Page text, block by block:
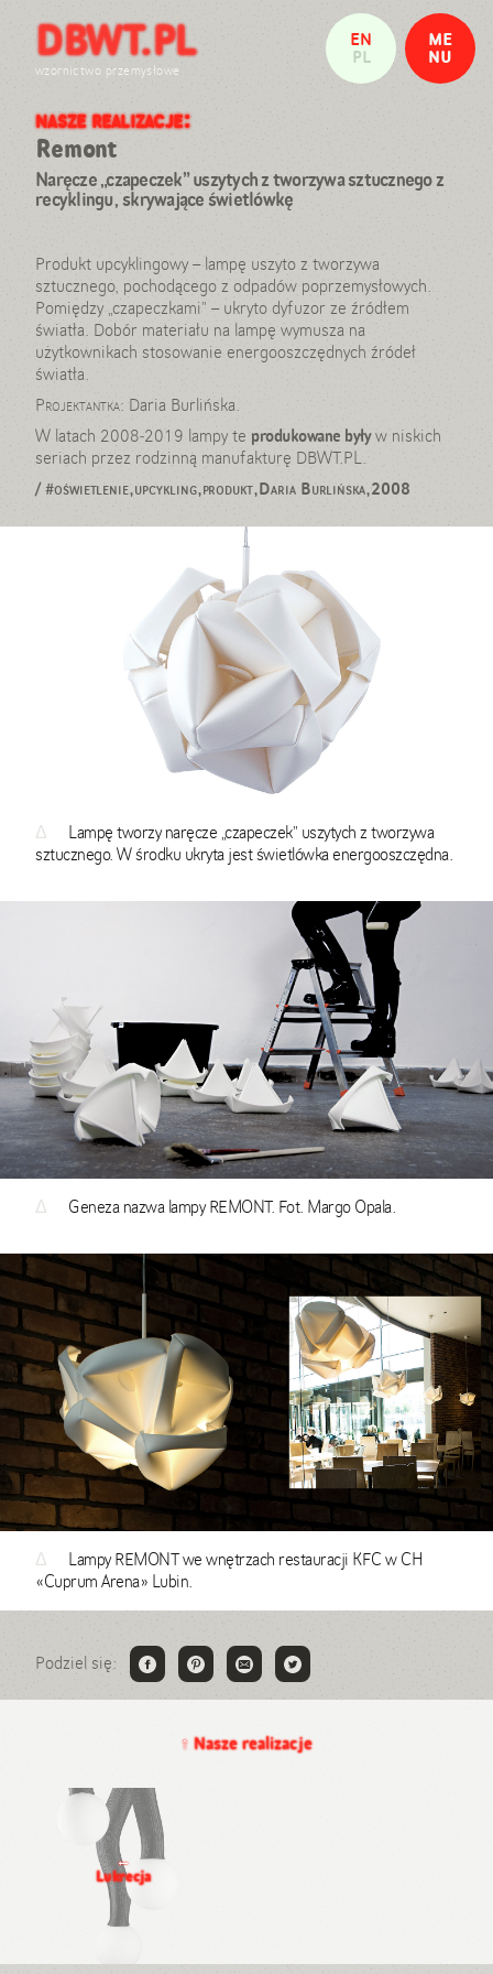
Witamy w pracowni projektowej
Nasze realizacje
Daria Burlińska
Wojtek Traczyk
Referencje: wystawy i publikacje
Kontakt
info@dbwt.pl
tel: 501 897 760
EN
PL
ME
NU
DBWT.PL
wzornictwo przemysłowe
nasze realizacje:
Remont
Naręcze „czapeczek” uszytych z tworzywa sztucznego z
recyklingu, skrywające świetlówkę
Produkt upcyklingowy – lampę uszyto z tworzywa
sztucznego, pochodącego z odpadów poprzemysłowych.
Pomiędzy „czapeczkami” – ukryto dyfuzor ze źródłem
światła. Dobór materiału na lampę wymusza na
użytkownikach stosowanie energooszczędnych źródeł
światła.
Projektantka: Daria Burlińska.
W latach 2008-2019 lampy te produkowane byływ niskich
seriach przez rodzinną manufakturę DBWT.PL.
/#oświetlenie,upcykling,produkt,Daria Burlińska,2008
Δ
Lampę tworzy naręcze „czapeczek” uszytych z tworzywa
sztucznego. W środku ukryta jest świetlówka energooszczędna.
Δ Geneza nazwa lampy REMONT. Fot. Margo Opala.
Δ
Lampy REMONT we wnętrzach restauracji KFC w CH
«Cuprum Arena» Lubin.
Podziel się:
↑ Nasze realizacje
←
Lukrecja